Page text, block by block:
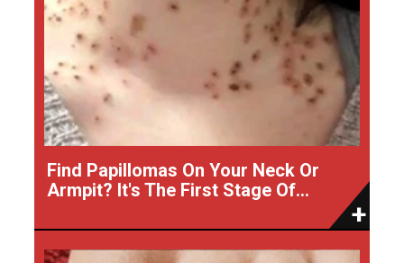
Find Papillomas On Your Neck Or
Armpit? It's The First Stage Of...